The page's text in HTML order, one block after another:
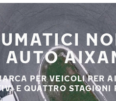
PER VEICOLI PER
E QUATTRO STAGIONI